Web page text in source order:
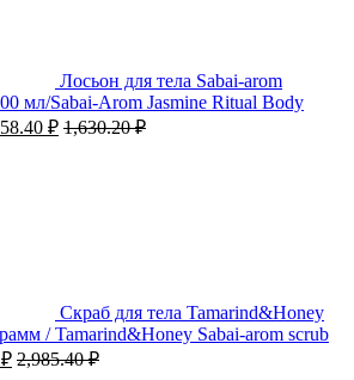
Лосьон для тела Sabai-arom
мл/Sabai-Arom Jasmine Ritual Body
₽ 1,630.20₽
Скраб для тела Tamarind&Honey
/ Tamarind&Honey Sabai-arom scrub
₽ 2,985.40₽